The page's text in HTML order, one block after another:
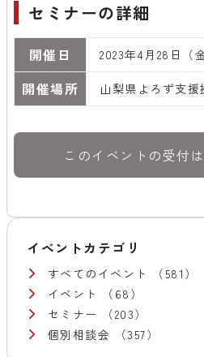
セミナーの詳細
開催日 2023年4月28日（金
開催場所 山梨県よろず支援
このイベントの受付
イベントカテゴリ
すべてのイベント
（581）
イベント
（68）
セミナー
（203）
個別相談会
（357）